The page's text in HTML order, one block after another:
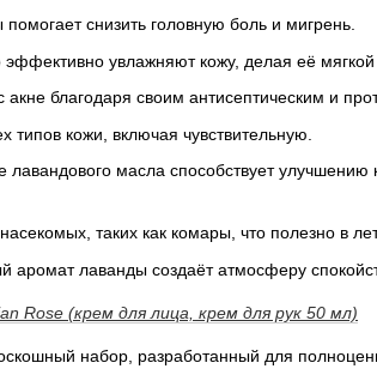
снизить головную боль и мигрень.
увлажняют кожу, делая её мягкой
благодаря своим антисептическим и
типов кожи, включая чувствительную.
масла способствует
таких как комары, что полезно в
лаванды создаёт атмосферу
Rose (крем для лица, крем для рук 50 мл)
набор, разработанный для